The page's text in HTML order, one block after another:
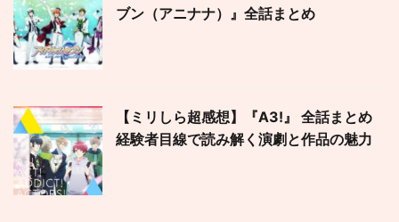
ブン（アニナナ）』全話まとめ
【ミリしら超感想】『A3!』 全話まとめ
経験者目線で読み解く演劇と作品の魅力